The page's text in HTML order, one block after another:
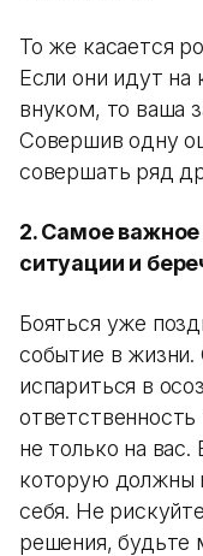
То же касается
Если они идут на
внуком, то ваша
Совершив одну
совершать ряд
2. Самое
ситуации и
Бояться уже
событие в
испариться в
не только на
которую должны
себя. Не
решения, будьте